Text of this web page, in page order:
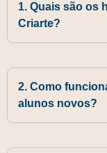
1. Quais são os
Criarte?
2. Como
alunos novos?